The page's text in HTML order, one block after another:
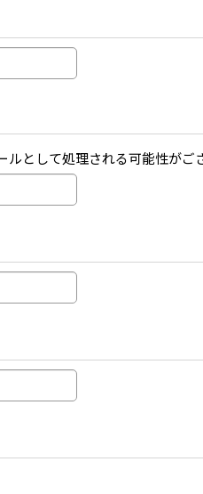
として処理される可能性がご